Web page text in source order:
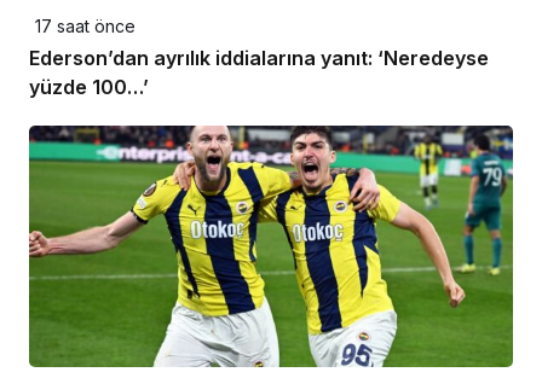
17 saat önce
Ederson’dan ayrılık iddialarına yanıt: ‘Neredeyse
yüzde 100…’